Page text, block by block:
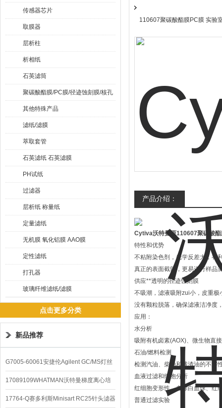
传感器芯片
取膜器
层析柱
析相纸
石英滤筒
聚碳酸酯膜/PC膜/径迹蚀刻膜/核孔
膜
其他特殊产品
滤纸/滤膜
萃取套管
石英滤纸 石英滤膜
PH试纸
过滤器
层析纸 称量纸
定量滤纸
无机膜 氧化铝膜 AAO膜
定性滤纸
打孔器
玻璃纤维滤纸/滤膜
点击更多分类
新品推荐
G7005-60061安捷伦Agilent GC/MS灯丝
配件
17089109WHATMAN沃特曼梯度离心培
养基
17764-Q赛多利斯Minisart RC25针头滤器
110607聚碳酸酯膜PC膜 实验
产品介绍：
Cytiva沃特曼原110607聚碳酸
特性和优势
不粘附染色剂，光学反差大，有
真正的表面截留，更易进行样品
供应**透明的径迹蚀刻膜
不吸潮，滤液吸附zui小，皮重极
没有颗粒脱落，确保滤液洁净度
应用：
水分析
吸附有机卤素(AOX)、微生物直
石油/燃料检测
检测汽油、柴油和残渣油的不溶
血液过滤和细胞分析
红细胞变形性、去除白血球、红
普通过滤实验